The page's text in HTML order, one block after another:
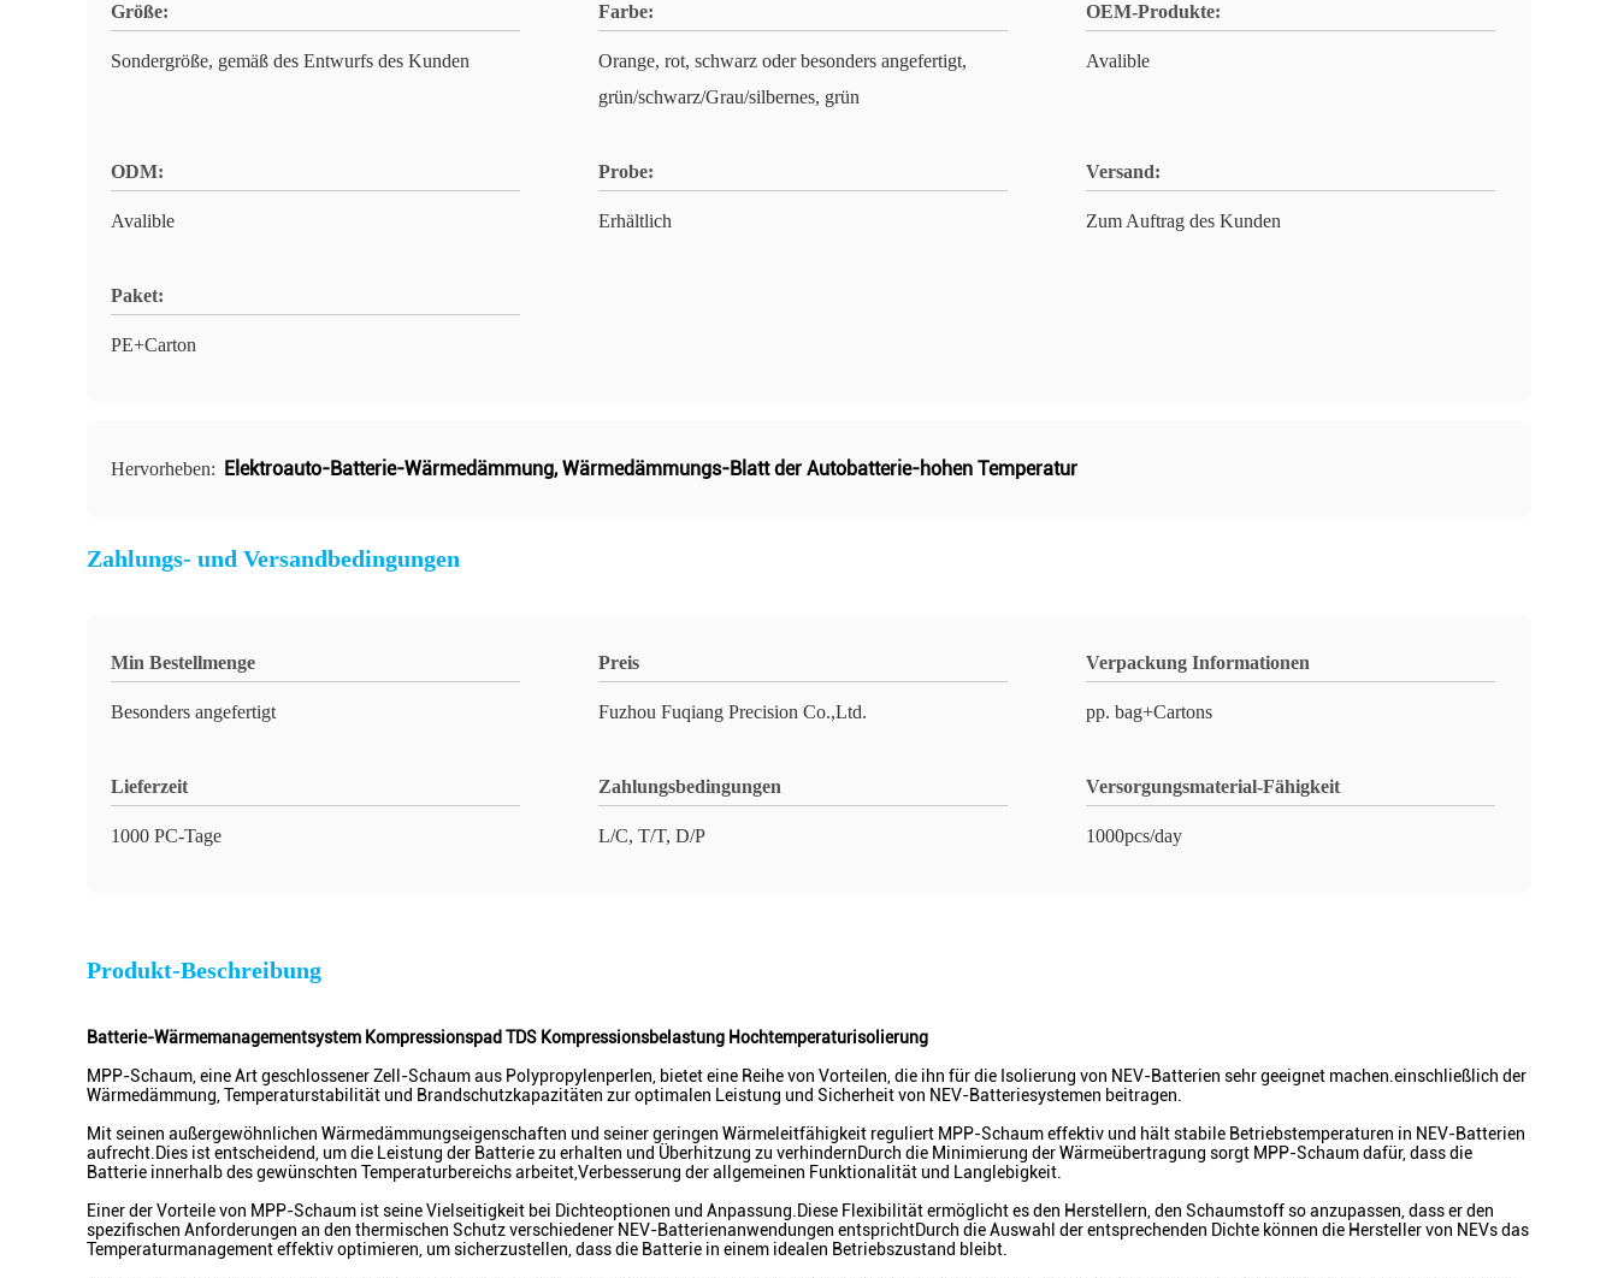
Größe:
Sondergröße, gemäß des Entwurfs des Kunden
Farbe:
Orange, rot, schwarz oder besonders angefertigt,
grün/schwarz/Grau/silbernes, grün
OEM-Produkte:
Avalible
ODM:
Avalible
Probe:
Erhältlich
Versand:
Zum Auftrag des Kunden
Paket:
PE+Carton
Hervorheben: Elektroauto-Batterie-Wärmedämmung,Wärmedämmungs-Blatt der Autobatterie-hohen Temperatur
Zahlungs- und Versandbedingungen
Min Bestellmenge
Besonders angefertigt
Preis
Fuzhou Fuqiang Precision Co.,Ltd.
Verpackung Informationen
pp. bag+Cartons
Lieferzeit
1000 PC-Tage
Zahlungsbedingungen
L/C, T/T, D/P
Versorgungsmaterial-Fähigkeit
1000pcs/day
Produkt-Beschreibung
Batterie-Wärmemanagementsystem Kompressionspad TDS Kompressionsbelastung Hochtemperaturisolierung
MPP-Schaum, eine Art geschlossener Zell-Schaum aus Polypropylenperlen, bietet eine Reihe von Vorteilen, die ihn für die Isolierung von NEV-Batterien sehr geeignet machen.einschließlich der
Wärmedämmung, Temperaturstabilität und Brandschutzkapazitäten zur optimalen Leistung und Sicherheit von NEV-Batteriesystemen beitragen.
Mit seinen außergewöhnlichen Wärmedämmungseigenschaften und seiner geringen Wärmeleitfähigkeit reguliert MPP-Schaum effektiv und hält stabile Betriebstemperaturen in NEV-Batterien
aufrecht.Dies ist entscheidend, um die Leistung der Batterie zu erhalten und Überhitzung zu verhindernDurch die Minimierung der Wärmeübertragung sorgt MPP-Schaum dafür, dass die
Batterie innerhalb des gewünschten Temperaturbereichs arbeitet,Verbesserung der allgemeinen Funktionalität und Langlebigkeit.
Einer der Vorteile von MPP-Schaum ist seine Vielseitigkeit bei Dichteoptionen und Anpassung.Diese Flexibilität ermöglicht es den Herstellern, den Schaumstoff so anzupassen, dass er den
spezifischen Anforderungen an den thermischen Schutz verschiedener NEV-Batterienanwendungen entsprichtDurch die Auswahl der entsprechenden Dichte können die Hersteller von NEVs das
Temperaturmanagement effektiv optimieren, um sicherzustellen, dass die Batterie in einem idealen Betriebszustand bleibt.